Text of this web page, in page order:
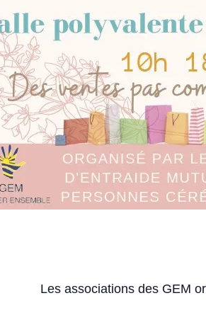
Les associations des GEM